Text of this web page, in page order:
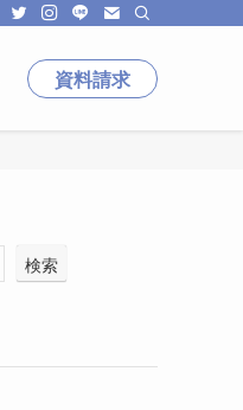
資料請求
検索